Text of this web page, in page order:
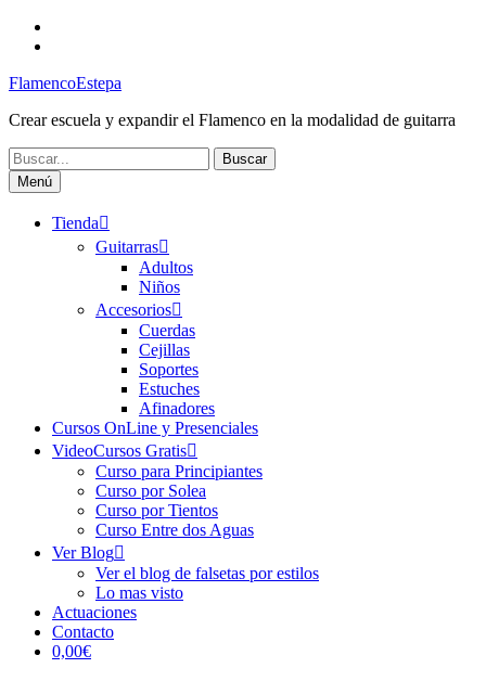
Saltar
FlamencoEstepa
Crear escuela y expandir el Flamenco en la modalidad de guitarra
Buscar:
Menú
Tienda
Guitarras
Adultos
Niños
Accesorios
Cuerdas
Cejillas
Soportes
Estuches
Afinadores
Cursos OnLine y Presenciales
VideoCursos Gratis
Curso para Principiantes
Curso por Solea
Curso por Tientos
Curso Entre dos Aguas
Ver Blog
Ver el blog de falsetas por estilos
Lo mas visto
Actuaciones
Contacto
0,00€